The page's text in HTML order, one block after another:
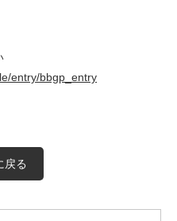
entry/bbgp_entry
戻る